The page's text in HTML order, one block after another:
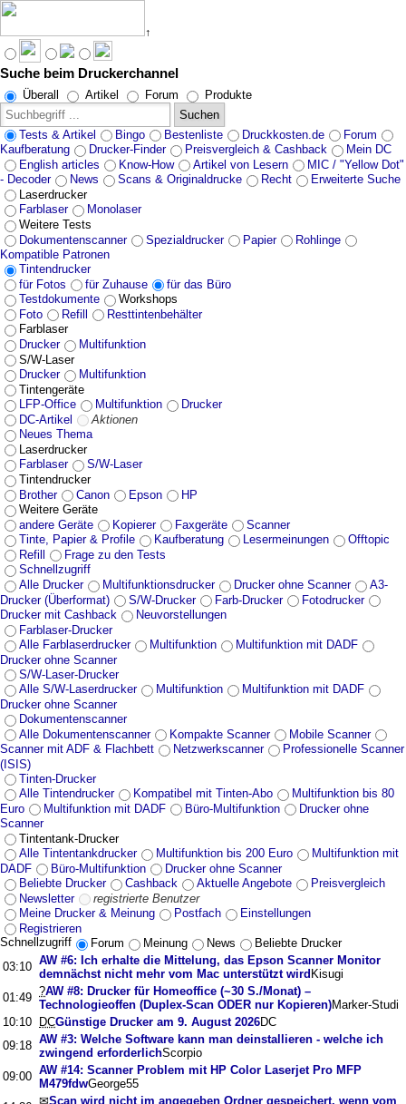
↑
Suche beim Druckerchannel
Überall Artikel Forum
Produkte
Suchen
Tests & Artikel
Bingo Bestenliste Druckkosten.de
Forum
Kaufberatung
Drucker-Finder Preisvergleich & Cashback
Mein DC
English articles
Know-How Artikel von Lesern
MIC / "Yellow Dot"
- Decoder
News Scans & Originaldrucke Recht
Erweiterte Suche
Laserdrucker
Farblaser
Monolaser
Weitere Tests
Dokumentenscanner
Spezialdrucker Papier
Rohlinge
Kompatible Patronen
Tintendrucker
für Fotos
für Zuhause
für das Büro
Testdokumente
Workshops
Foto
Refill
Resttintenbehälter
Farblaser
Drucker
Multifunktion
S/W-Laser
Drucker
Multifunktion
Tintengeräte
LFP-Office
Multifunktion
Drucker
DC-Artikel
Aktionen
Neues Thema
Laserdrucker
Farblaser
S/W-Laser
Tintendrucker
Brother
Canon Epson
HP
Weitere Geräte
andere Geräte
Kopierer Faxgeräte
Scanner
Tinte, Papier & Profile
Kaufberatung Lesermeinungen
Offtopic
Refill
Frage zu den Tests
Schnellzugriff
Alle Drucker
Multifunktionsdrucker Drucker ohne Scanner
A3-
Drucker (Überformat)
S/W-Drucker Farb-Drucker
Fotodrucker
Drucker mit Cashback
Neuvorstellungen
Farblaser-Drucker
Alle Farblaserdrucker
Multifunktion
Multifunktion mit DADF
Drucker ohne Scanner
S/W-Laser-Drucker
Alle S/W-Laserdrucker
Multifunktion
Multifunktion mit DADF
Drucker ohne Scanner
Dokumentenscanner
Alle Dokumentenscanner
Kompakte Scanner
Mobile Scanner
Scanner mit ADF & Flachbett
Netzwerkscanner
Professionelle Scanner
(ISIS)
Tinten-Drucker
Alle Tintendrucker
Kompatibel mit Tinten-Abo
Multifunktion bis 80
Euro
Multifunktion mit DADF Büro-Multifunktion
Drucker ohne
Scanner
Tintentank-Drucker
Alle Tintentankdrucker
Multifunktion bis 200 Euro
Multifunktion mit
DADF
Büro-Multifunktion
Drucker ohne Scanner
Beliebte Drucker
Cashback Aktuelle Angebote
Preisvergleich
Newsletter
registrierte Benutzer
Meine Drucker & Meinung
Postfach
Einstellungen
Registrieren
Schnellzugriff
Forum Meinung News
Beliebte Drucker
03:10 AW #6: Ich erhalte die Mittelung, das Epson Scanner Monitor
demnächst nicht mehr vom Mac unterstützt wird Kisugi
01:49 ?AW #8: Drucker für Homeoffice (~30 S./Monat) –
Technologieoffen (Duplex-Scan ODER nur Kopieren)Marker-Studi
10:10
DCGünstige Drucker am 9. August 2026DC
09:18 AW #3: Welche Software kann man deinstallieren - welche ich
zwingend erforderlichScorpio
09:00 AW #14: Scanner Problem mit HP Color Laserjet Pro MFP
M479fdwGeorge55
✉Scan wird nicht im angegeben Ordner gespeichert, wenn vom
Angebote werden geladen...